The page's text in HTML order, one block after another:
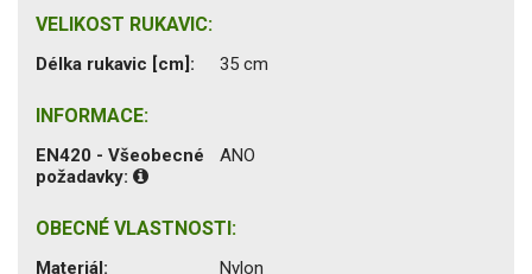
VELIKOST RUKAVIC:
Délka rukavic [cm]: 35 cm
INFORMACE:
EN420 - Všeobecné
požadavky:
ANO
OBECNÉ VLASTNOSTI:
Materiál: Nylon